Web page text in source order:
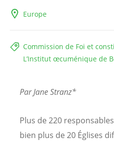
Europe
Commission de Foi et
L’Institut œcuménique de
Par Jane Stranz*
Plus de 220
bien plus de 20 Églises